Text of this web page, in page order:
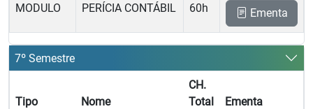
MODULO PERÍCIA CONTÁBIL 60h Ementa
7º Semestre
Tipo Nome
CH.
Total
Ementa